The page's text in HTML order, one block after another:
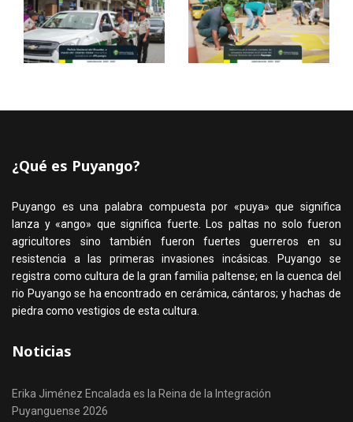
¿Qué es Puyango?
Puyango es una palabra compuesta por «puya» que significa
lanza y «ango» que significa fuerte. Los paltas no solo fueron
agricultores sino también fueron fuertes guerreros en su
resistencia a las primeras invasiones incásicas. Puyango se
registra como cultura de la gran familia paltense; en la cuenca del
rio Puyango se ha encontrado en cerámica, cántaros; y hachas de
piedra como vestigios de esta cultura.
Noticias
Erika Jiménez Encalada es la Reina de la Integración
Puyanguense 2026